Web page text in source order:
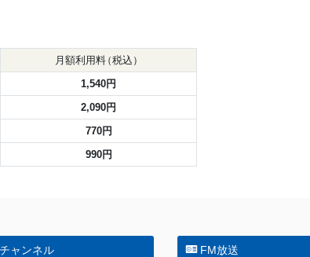
月額利用料（税込）
1,540円
2,090円
770円
990円
ャンネル FM放送